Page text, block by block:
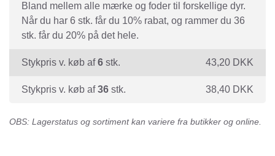
Bland mellem alle mærke og foder til forskellige dyr.
Når du har 6 stk. får du 10% rabat, og rammer du 36
stk. får du 20% på det hele.
Stykpris v. køb af6 stk. 43,20 DKK
Stykpris v. køb af36 stk. 38,40 DKK
OBS: Lagerstatus og sortiment kan variere fra butikker og online.